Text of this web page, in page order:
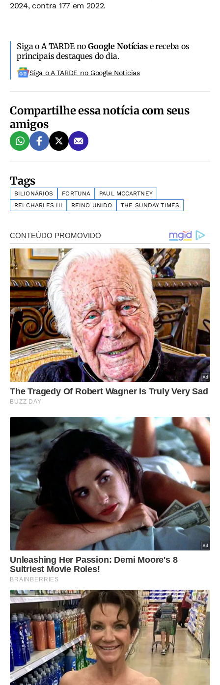
2024, contra 177 em 2022.
Siga o A TARDE noGoogle Notíciase receba os
principais destaques do dia.
Siga o A TARDE no Google Noticias
Compartilhe essa notícia com seus
amigos
Tags
BILIONÁRIOS FORTUNA
PAUL MCCARTNEY
REI CHARLES III
REINO UNIDO THE SUNDAY TIMES